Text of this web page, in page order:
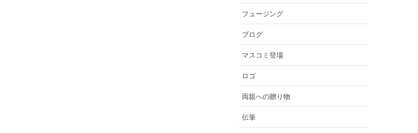
フュージング
ブログ
マスコミ登場
ロゴ
両親への贈り物
伝筆